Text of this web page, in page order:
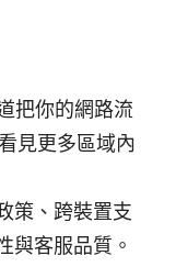
把你的網路流
見更多區域內
策、跨裝置支
與客服品質。